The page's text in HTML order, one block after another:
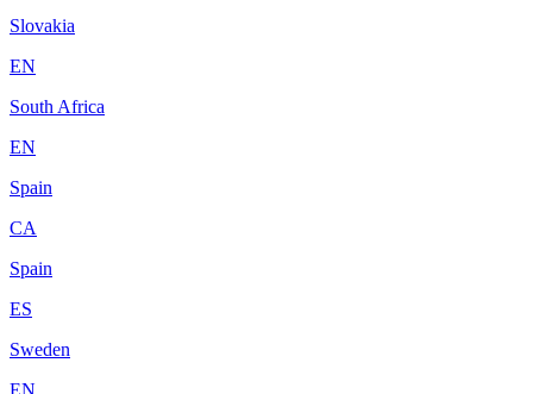
Slovakia
EN
South Africa
EN
Spain
CA
Spain
ES
Sweden
EN